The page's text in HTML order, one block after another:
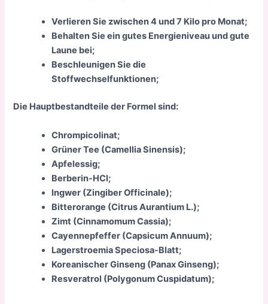
Verlieren Sie zwischen 4 und 7 Kilo pro Monat;
Behalten Sie ein gutes Energieniveau und gute
Laune bei;
Beschleunigen Sie die
Stoffwechselfunktionen;
Die Hauptbestandteile der Formel sind:
Chrompicolinat;
Grüner Tee (Camellia Sinensis);
Apfelessig;
Berberin-HCl;
Ingwer (Zingiber Officinale);
Bitterorange (Citrus Aurantium L.);
Zimt (Cinnamomum Cassia);
Cayennepfeffer (Capsicum Annuum);
Lagerstroemia Speciosa-Blatt;
Koreanischer Ginseng (Panax Ginseng);
Resveratrol (Polygonum Cuspidatum);